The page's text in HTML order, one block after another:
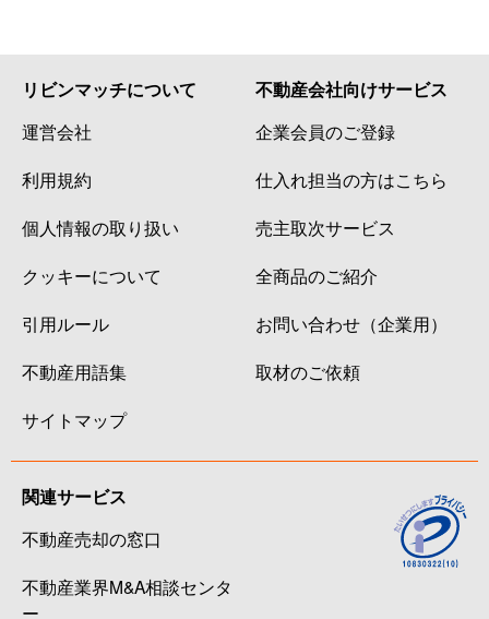
リビンマッチについて
運営会社
利用規約
個人情報の取り扱い
クッキーについて
引用ルール
不動産用語集
サイトマップ
不動産会社向けサービス
企業会員のご登録
仕入れ担当の方はこちら
売主取次サービス
全商品のご紹介
お問い合わせ（企業用）
取材のご依頼
関連サービス
不動産売却の窓口
不動産業界M&A相談センタ
ー